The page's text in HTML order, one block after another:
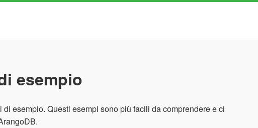
esempio
esempio. Questi esempi sono più facili da comprendere e ci